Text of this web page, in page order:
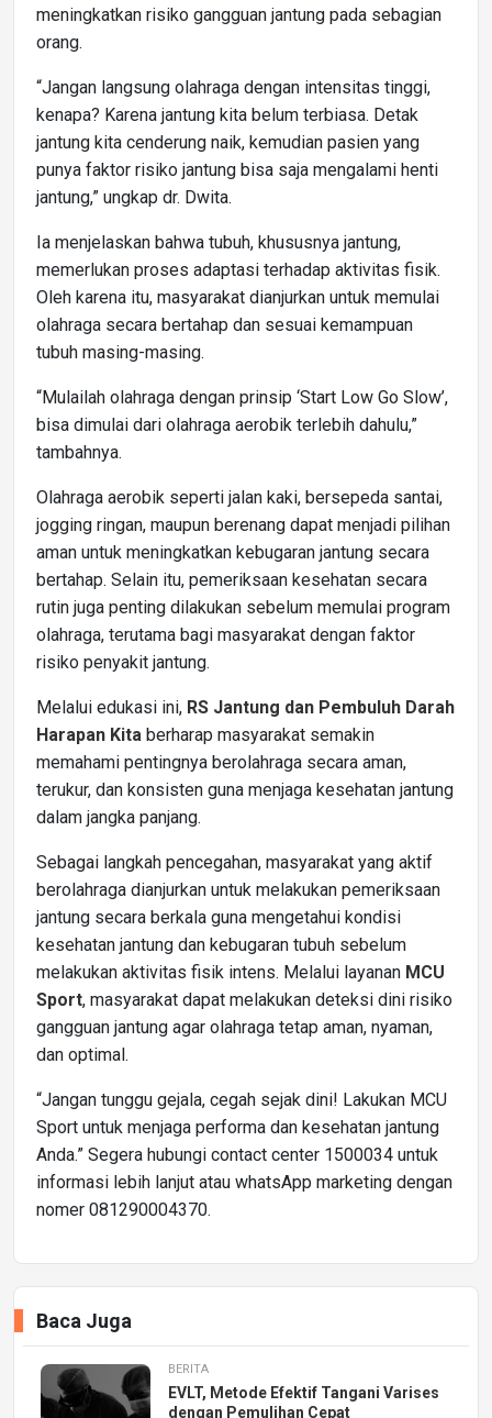
meningkatkan risiko gangguan jantung pada sebagian
orang.
“Jangan langsung olahraga dengan intensitas tinggi,
kenapa? Karena jantung kita belum terbiasa. Detak
jantung kita cenderung naik, kemudian pasien yang
punya faktor risiko jantung bisa saja mengalami henti
jantung,” ungkap dr. Dwita.
Ia menjelaskan bahwa tubuh, khususnya jantung,
memerlukan proses adaptasi terhadap aktivitas fisik.
Oleh karena itu, masyarakat dianjurkan untuk memulai
olahraga secara bertahap dan sesuai kemampuan
tubuh masing-masing.
“Mulailah olahraga dengan prinsip ‘Start Low Go Slow’,
bisa dimulai dari olahraga aerobik terlebih dahulu,”
tambahnya.
Olahraga aerobik seperti jalan kaki, bersepeda santai,
jogging ringan, maupun berenang dapat menjadi pilihan
aman untuk meningkatkan kebugaran jantung secara
bertahap. Selain itu, pemeriksaan kesehatan secara
rutin juga penting dilakukan sebelum memulai program
olahraga, terutama bagi masyarakat dengan faktor
risiko penyakit jantung.
Melalui edukasi ini, RS Jantung dan Pembuluh Darah
Harapan Kita berharap masyarakat semakin
memahami pentingnya berolahraga secara aman,
terukur, dan konsisten guna menjaga kesehatan jantung
dalam jangka panjang.
Sebagai langkah pencegahan, masyarakat yang aktif
berolahraga dianjurkan untuk melakukan pemeriksaan
jantung secara berkala guna mengetahui kondisi
kesehatan jantung dan kebugaran tubuh sebelum
melakukan aktivitas fisik intens. Melalui layanan MCU
Sport, masyarakat dapat melakukan deteksi dini risiko
gangguan jantung agar olahraga tetap aman, nyaman,
dan optimal.
“Jangan tunggu gejala, cegah sejak dini! Lakukan MCU
Sport untuk menjaga performa dan kesehatan jantung
Anda.” Segera hubungi contact center 1500034 untuk
informasi lebih lanjut atau whatsApp marketing dengan
nomer 081290004370.
Baca Juga
BERITA
EVLT, Metode Efektif Tangani Varises
dengan Pemulihan Cepat